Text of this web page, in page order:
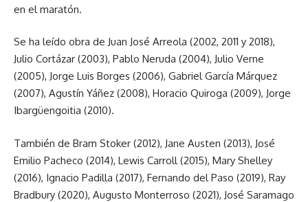
en el maratón.
Se ha leído obra de Juan José Arreola (2002, 2011 y 2018),
Julio Cortázar (2003), Pablo Neruda (2004), Julio Verne
(2005), Jorge Luis Borges (2006), Gabriel García Márquez
(2007), Agustín Yáñez (2008), Horacio Quiroga (2009), Jorge
Ibargüengoitia (2010).
También de Bram Stoker (2012), Jane Austen (2013), José
Emilio Pacheco (2014), Lewis Carroll (2015), Mary Shelley
(2016), Ignacio Padilla (2017), Fernando del Paso (2019), Ray
Bradbury (2020), Augusto Monterroso (2021), José Saramago